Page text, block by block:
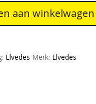
aan winkelwagen
Elvedes Merk: Elvedes